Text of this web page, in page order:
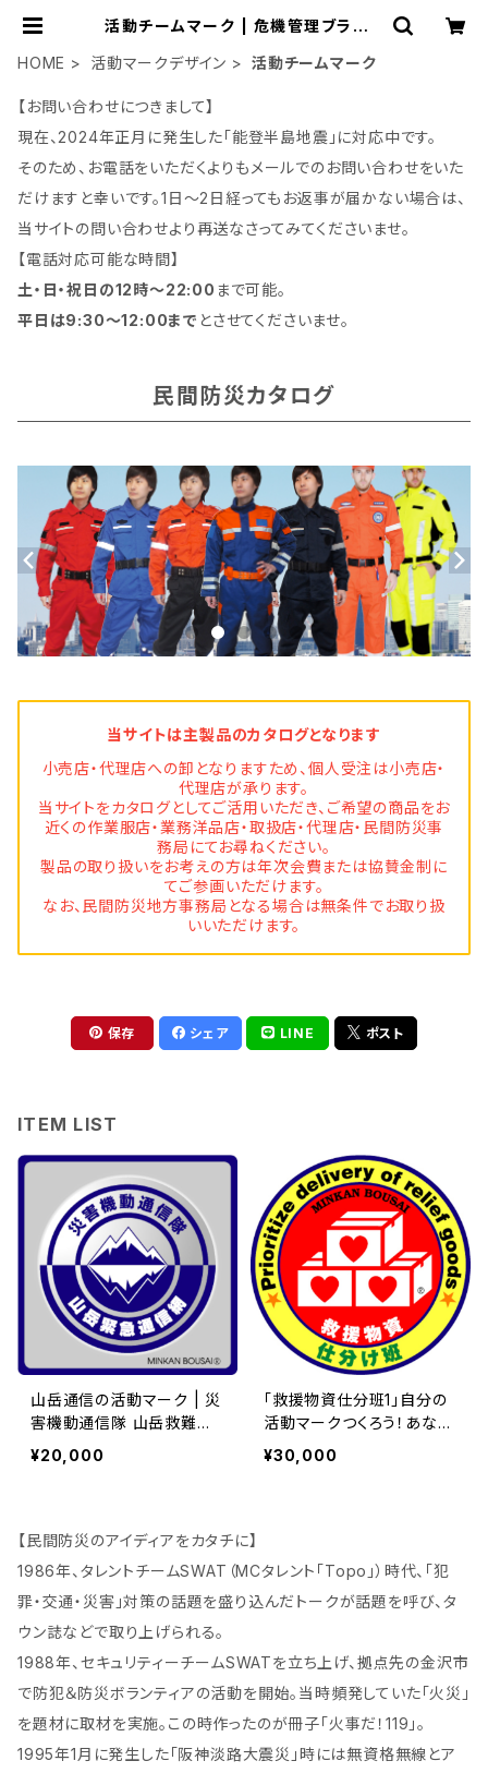
活動チームマーク | 危機管理ブランド
HOME
活動マークデザイン 活動チームマーク
【お問い合わせにつきまして】
現在、2024年正月に発生した「能登半島地震」に対応中です。
そのため、お電話をいただくよりもメールでのお問い合わせをいた
だけますと幸いです。1日～2日経ってもお返事が届かない場合は、
当サイトの問い合わせより再送なさってみてくださいませ。
【電話対応可能な時間】
土・日・祝日の12時～22:00 まで可能。
平日は9:30～12:00まで とさせてくださいませ。
民間防災カタログ
当サイトは主製品のカタログとなります
小売店・代理店への卸となりますため、個人受注は小売店・
代理店が承ります。
当サイトをカタログとしてご活用いただき、ご希望の商品をお
近くの作業服店・業務洋品店・取扱店・代理店・民間防災事
務局にてお尋ねください。
製品の取り扱いをお考えの方は年次会費または協賛金制に
てご参画いただけます。
なお、民間防災地方事務局となる場合は無条件でお取り扱
いいただけます。
保存 シェア LINE ポスト
ITEM LIST
山岳通信の活動マーク | 災
害機動通信隊 山岳救難通
信チーム | 危機管理ブラン
ド民間防災
¥20,000
「救援物資仕分班1」自分の
活動マークつくろう！あなた
専用のロイヤリティ（使用
権）マーク | 民間防災 危機
¥30,000
【民間防災のアイディアをカタチに】
1986年、タレントチームSWAT（MCタレント「Topo」）時代、「犯
罪・交通・災害」対策の話題を盛り込んだトークが話題を呼び、タ
ウン誌などで取り上げられる。
1988年、セキュリティーチームSWATを立ち上げ、拠点先の金沢市
で防犯＆防災ボランティアの活動を開始。当時頻発していた「火災」
を題材に取材を実施。この時作ったのが冊子「火事だ！119」。
1995年1月に発生した「阪神淡路大震災」時には無資格無線とア